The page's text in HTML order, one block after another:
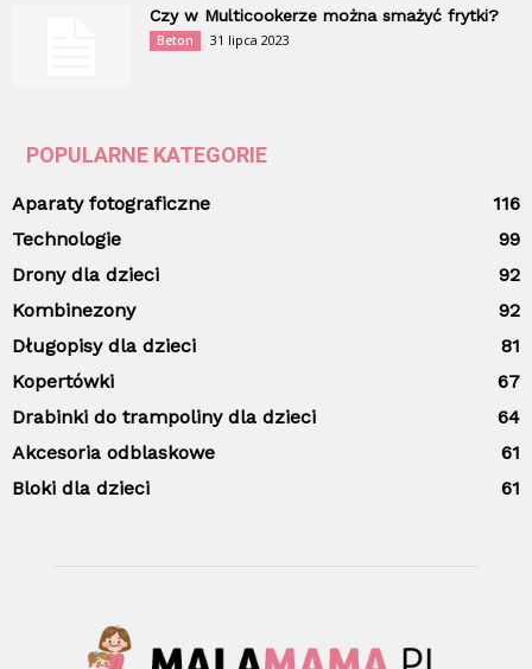
Czy w Multicookerze można smażyć frytki?
Beton 31 lipca 2023
POPULARNE KATEGORIE
Aparaty fotograficzne
116
Technologie
99
Drony dla dzieci
92
Kombinezony
92
Długopisy dla dzieci
81
Kopertówki
67
Drabinki do trampoliny dla dzieci
64
Akcesoria odblaskowe
61
Bloki dla dzieci
61